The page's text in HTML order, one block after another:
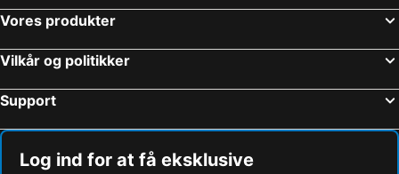
Vores produkter
Vilkår og politikker
Support
Log ind for at få eksklusive